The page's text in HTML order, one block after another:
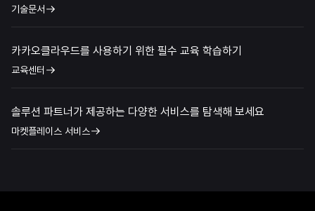
기술문서
카카오클라우드를 사용하기 위한 필수 교육 학습하기
교육센터
솔루션 파트너가 제공하는 다양한 서비스를 탐색해 보세요
마켓플레이스 서비스